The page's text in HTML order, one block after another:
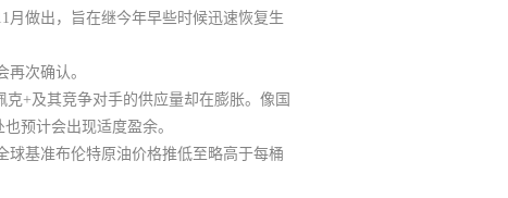
做出，旨在继今年早些时候迅速恢复生
再次确认。
+及其竞争对手的供应量却在膨胀。像国
预计会出现适度盈余。
球基准布伦特原油价格推低至略高于每桶